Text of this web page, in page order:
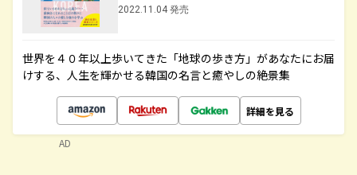
2022.11.04 発売
世界を４０年以上歩いてきた「地球の歩き方」があなたにお届
けする、人生を輝かせる韓国の名言と癒やしの絶景集
詳細を見る
AD